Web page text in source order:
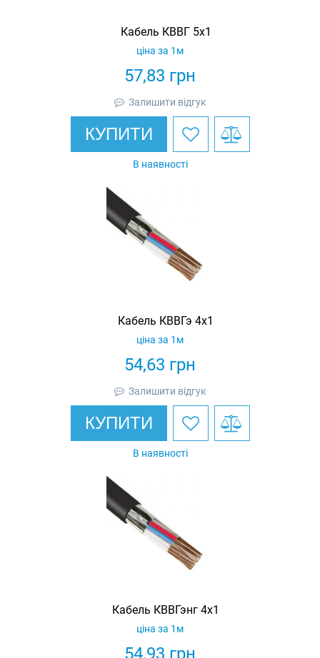
Кабель КВВГ 5х1
57,83 грн
ціна за 1м
Залишити відгук
КУПИТИ
В наявності
Кабель КВВГэ 4х1
54,63 грн
ціна за 1м
Залишити відгук
КУПИТИ
В наявності
Кабель КВВГэнг 4х1
54,93 грн
ціна за 1м